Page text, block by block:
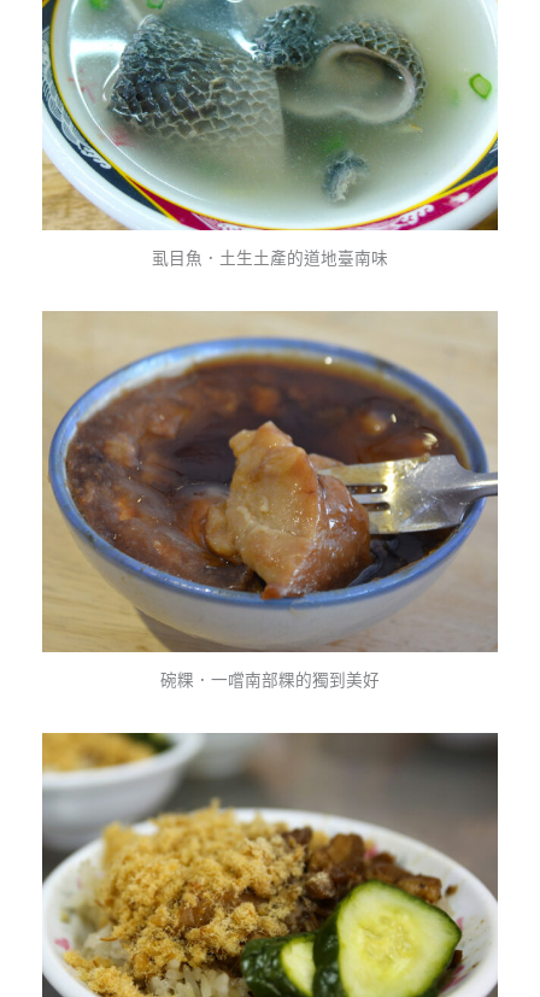
虱目魚．土生土產的道地臺南味
碗粿．一嚐南部粿的獨到美好